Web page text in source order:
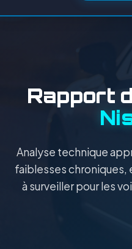
Rapport
Analyse technique
faiblesses
à surveiller pour les